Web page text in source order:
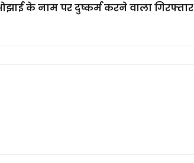
के नाम पर दुष्कर्म करने वाला गिरफ्तार